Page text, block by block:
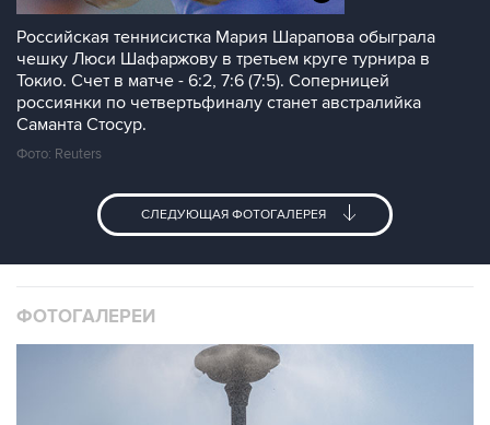
Российская теннисистка Мария Шарапова обыграла
чешку Люси Шафаржову в третьем круге турнира в
Токио. Счет в матче - 6:2, 7:6 (7:5). Соперницей
россиянки по четвертьфиналу станет австралийка
Саманта Стосур.
Фото: Reuters
СЛЕДУЮЩАЯ ФОТОГАЛЕРЕЯ
ФОТОГАЛЕРЕИ